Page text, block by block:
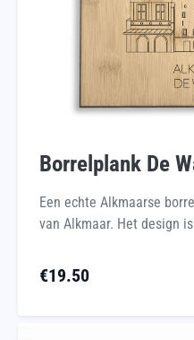
Borrelplank De
Een echte Alkmaarse
van Alkmaar. Het design
€19.50